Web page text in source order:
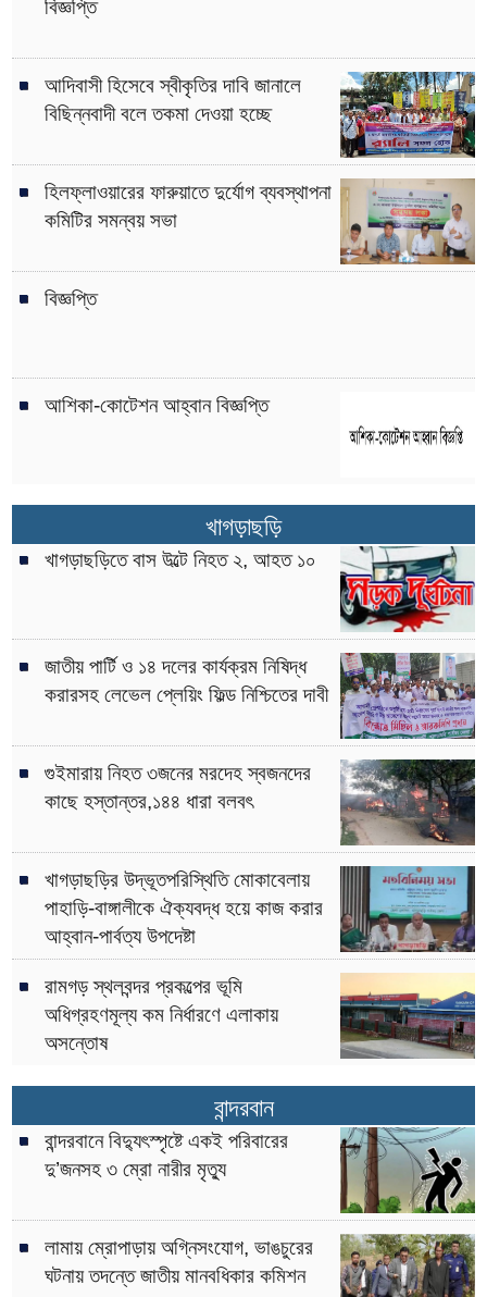
বিজ্ঞপ্তি
আদিবাসী হিসেবে স্বীকৃতির দাবি জানালে
বিছিন্নবাদী বলে তকমা দেওয়া হচ্ছে
হিলফ্লাওয়ারের ফারুয়াতে দুর্যোগ ব্যবস্থাপনা
কমিটির সমন্বয় সভা
বিজ্ঞপ্তি
আশিকা-কোটেশন আহ্বান বিজ্ঞপ্তি
খাগড়াছড়ি
খাগড়াছড়িতে বাস উল্টে নিহত ২, আহত ১০
জাতীয় পার্টি ও ১৪ দলের কার্যক্রম নিষিদ্ধ
করারসহ লেভেল প্লেয়িং ফিল্ড নিশ্চিতের দাবী
গুইমারায় নিহত ৩জনের মরদেহ স্বজনদের
কাছে হস্তান্তর,১৪৪ ধারা বলবৎ
খাগড়াছড়ির উদ্ভূতপরিস্থিতি মোকাবেলায়
পাহাড়ি-বাঙ্গালীকে ঐক্যবদ্ধ হয়ে কাজ করার
আহ্বান-পার্বত্য উপদেষ্টা
রামগড় স্থলবন্দর প্রকল্পের ভূমি
অধিগ্রহণমূল্য কম নির্ধারণে এলাকায়
অসন্তোষ
বান্দরবান
বান্দরবানে বিদ্যুৎস্পৃষ্টে একই পরিবারের
দু’জনসহ ৩ ম্রো নারীর মৃত্যু
লামায় ম্রোপাড়ায় অগ্নিসংযোগ, ভাঙচুরের
ঘটনায় তদন্তে জাতীয় মানবধিকার কমিশন